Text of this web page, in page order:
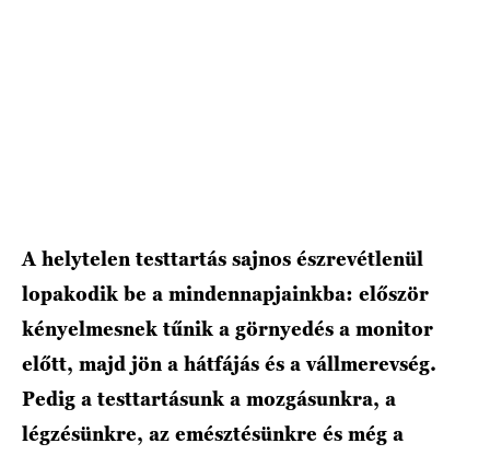
A helytelen testtartás sajnos észrevétlenül
lopakodik be a mindennapjainkba: először
kényelmesnek tűnik a görnyedés a monitor
előtt, majd jön a hátfájás és a vállmerevség.
Pedig a testtartásunk a mozgásunkra, a
légzésünkre, az emésztésünkre és még a